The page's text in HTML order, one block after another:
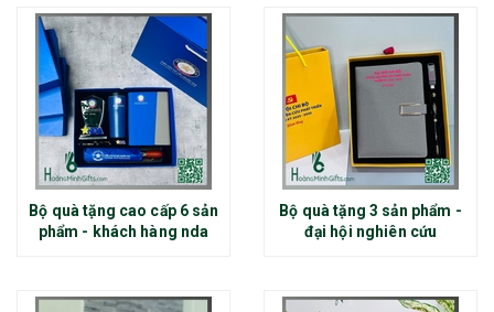
Bộ quà tặng cao cấp 6 sản
phẩm - khách hàng nda
Bộ quà tặng 3 sản phẩm -
đại hội nghiên cứu